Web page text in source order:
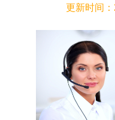
更新时间